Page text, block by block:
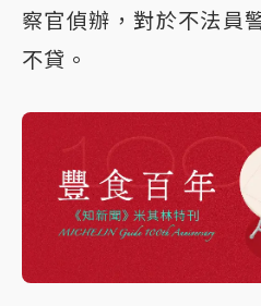
察官偵辦，對於不法員
不貸。